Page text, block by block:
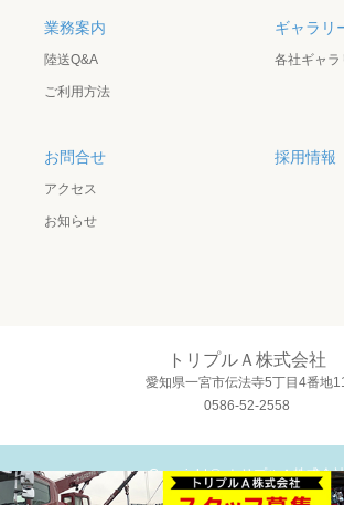
業務案内
陸送Q&A
ご利用方法
ギャラリ
各社ギャラ
お問合せ
アクセス
お知らせ
採用情報
トリプルＡ株式会社
愛知県一宮市伝法寺5丁目4番地
0586-52-2558
Copyright ©トリプルＡ株式会